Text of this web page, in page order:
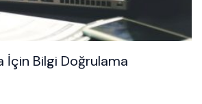
İçin Bilgi Doğrulama